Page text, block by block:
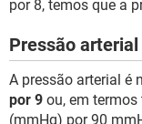
por 8, temos que a
Pressão
A pressão arterial é
por 9 ou, em
(mmHg) por 90